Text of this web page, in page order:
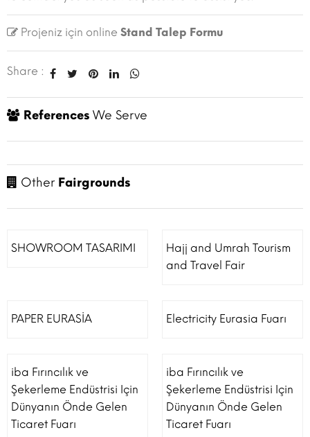
Projeniz için online Stand Talep Formu
Share :
References We Serve
Other Fairgrounds
SHOWROOM TASARIMI
Hajj and Umrah Tourism
and Travel Fair
PAPER EURASİA Electricity Eurasia Fuarı
iba Fırıncılık ve
Şekerleme Endüstrisi Için
Dünyanın Önde Gelen
Ticaret Fuarı
iba Fırıncılık ve
Şekerleme Endüstrisi Için
Dünyanın Önde Gelen
Ticaret Fuarı